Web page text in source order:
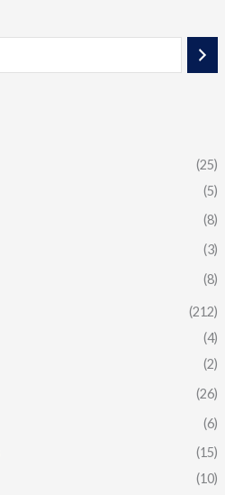
(25)
(5)
(8)
(3)
(8)
(212)
(4)
(2)
(26)
(6)
(15)
(10)